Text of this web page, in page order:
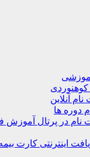
پرتال آموزش فدراسیون
کارت بیمه ورزشی